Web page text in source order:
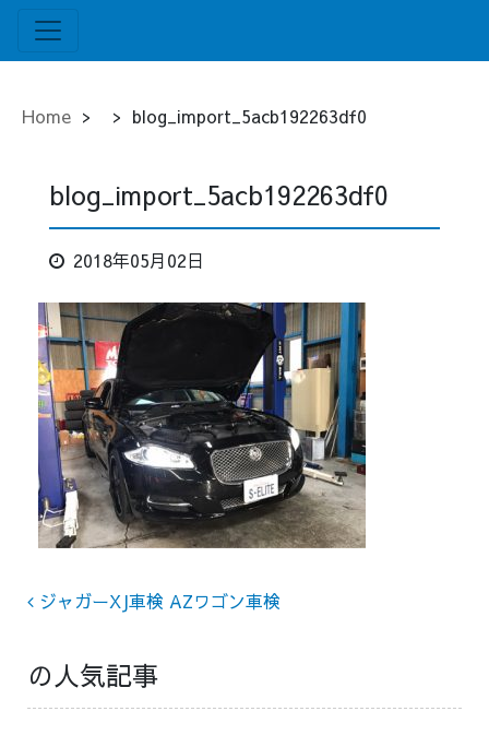
Home > > blog_import_5acb192263df0
blog_import_5acb192263df0
2018年05月02日
Post navigation
ジャガーXJ車検 AZワゴン車検
の人気記事